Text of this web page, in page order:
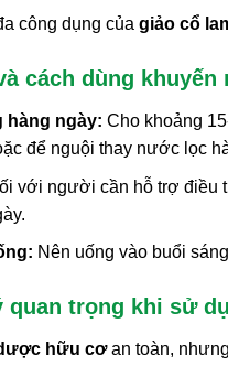
công dụng của giảo cổ
cách dùng khuyến
hàng ngày: Cho khoảng
để nguội thay nước lọc
với người cần hỗ trợ điều
Nên uống vào buổi
quan trọng khi sử
hữu cơan toàn,